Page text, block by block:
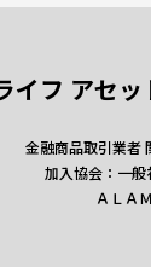
イフ アセ
金融商品取引業者
加入協会：一
ＡＬＡ